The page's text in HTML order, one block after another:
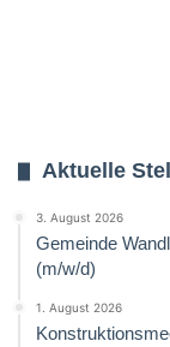
Aktuelle
3. August 2026
Gemeinde
(m/w/d)
1. August 2026